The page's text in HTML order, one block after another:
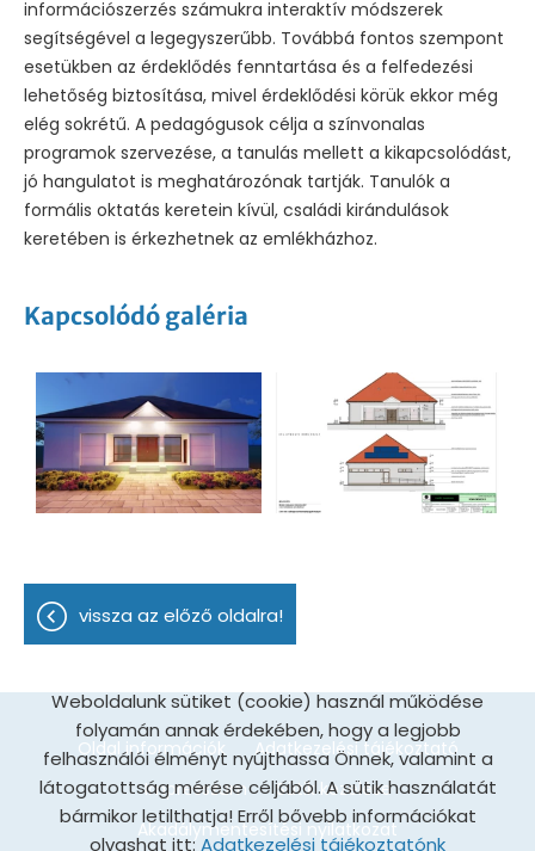
információszerzés számukra interaktív módszerek
segítségével a legegyszerűbb. Továbbá fontos szempont
esetükben az érdeklődés fenntartása és a felfedezési
lehetőség biztosítása, mivel érdeklődési körük ekkor még
elég sokrétű. A pedagógusok célja a színvonalas
programok szervezése, a tanulás mellett a kikapcsolódást,
jó hangulatot is meghatározónak tartják. Tanulók a
formális oktatás keretein kívül, családi kirándulások
keretében is érkezhetnek az emlékházhoz.
Kapcsolódó galéria
vissza az előző oldalra!
Oldal információk
Adatkezelési tájékoztató
Impresszum
Sütik kezelése
Akadálymentesítési nyilatkozat
Weboldalunk sütiket (cookie) használ működése
folyamán annak érdekében, hogy a legjobb
felhasználói élményt nyújthassa Önnek, valamint a
látogatottság mérése céljából. A sütik használatát
bármikor letilthatja! Erről bővebb információkat
olvashat itt:Adatkezelési tájékoztatónk